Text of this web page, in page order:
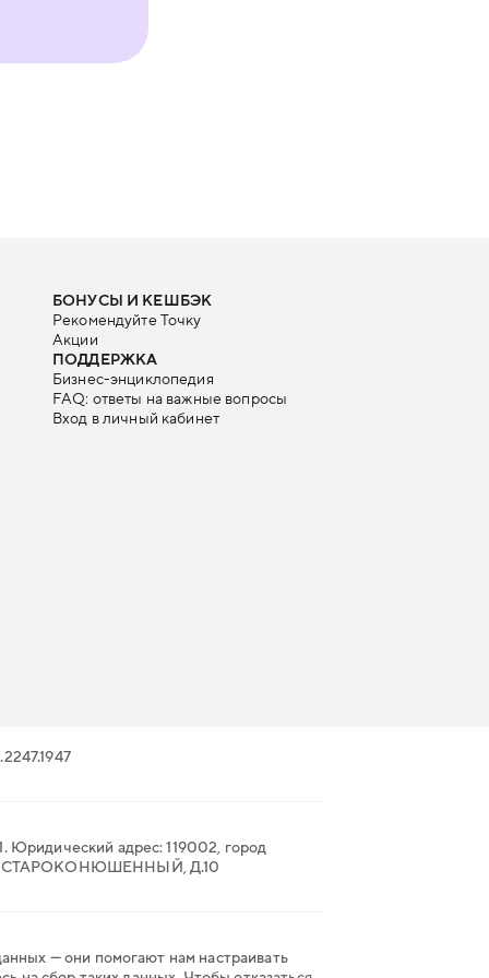
БОНУСЫ И КЕШБЭК
Рекомендуйте Точку
Акции
ПОДДЕРЖКА
Бизнес-энциклопедия
FAQ: ответы на важные вопросы
Вход в личный кабинет
47.1947
адрес: 119002, город
СТАРОКОНЮШЕННЫЙ, Д.10
— они помогают нам настраивать